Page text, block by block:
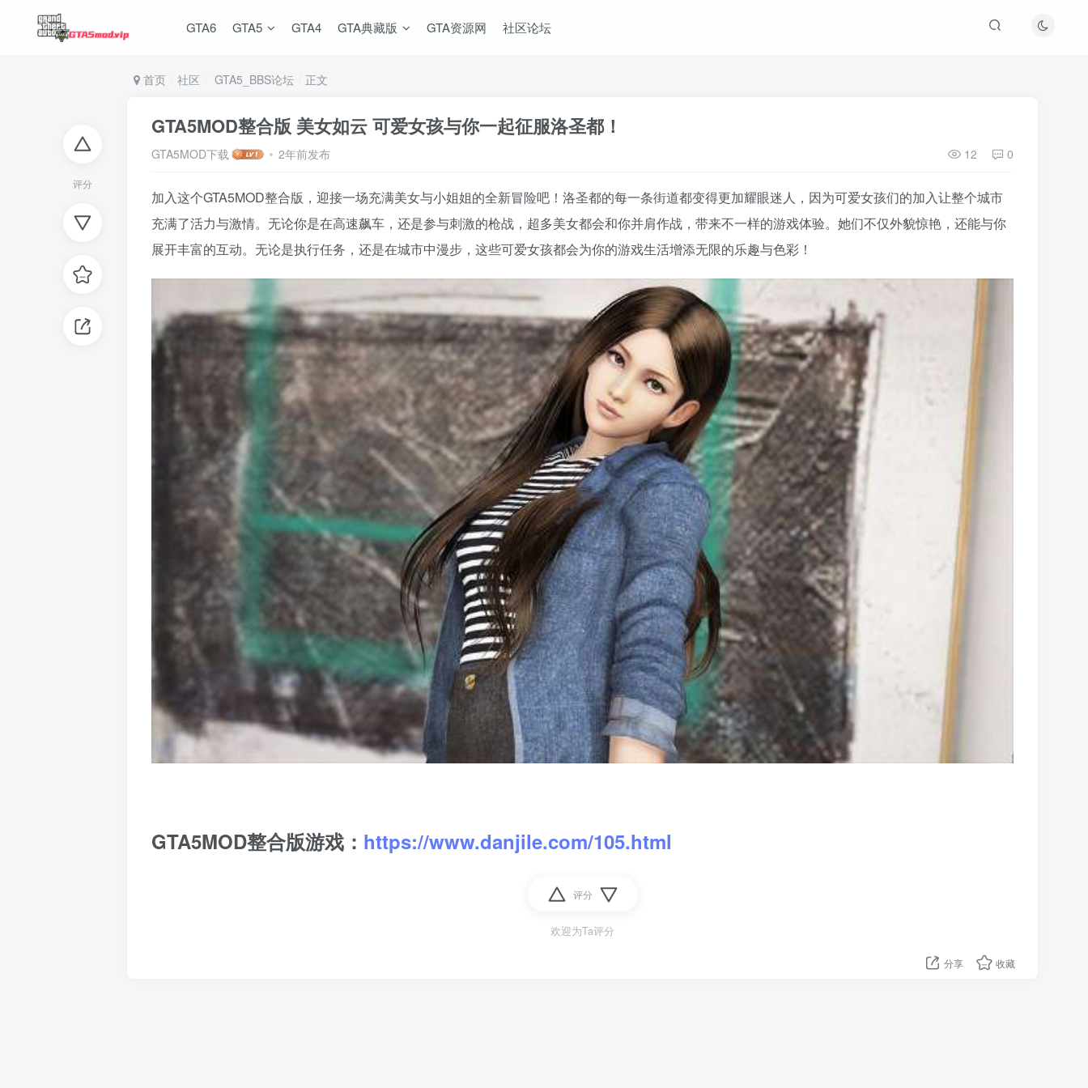
GTA6 GTA5 GTA4 GTA典藏版 GTA资源网 社区论坛
评分
首页 社区 GTA5_BBS论坛 正文
GTA5MOD整合版 美女如云 可爱女孩与你一起征服洛圣都！
GTA5MOD下载 2年前发布 12 0
加入这个GTA5MOD整合版，迎接一场充满美女与小姐姐的全新冒险吧！洛圣都的每一条街道都变得更加耀眼迷人，因为可爱女孩们的加入让整个城市
充满了活力与激情。无论你是在高速飙车，还是参与刺激的枪战，超多美女都会和你并肩作战，带来不一样的游戏体验。她们不仅外貌惊艳，还能与你
展开丰富的互动。无论是执行任务，还是在城市中漫步，这些可爱女孩都会为你的游戏生活增添无限的乐趣与色彩！
GTA5MOD整合版游戏： https://www.danjile.com/105.html
评分
欢迎为Ta评分
分享 收藏